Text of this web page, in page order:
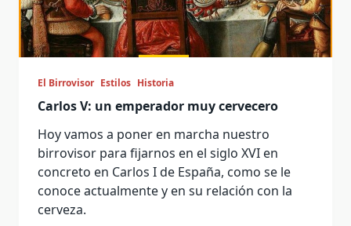
El Birrovisor Estilos Historia
Carlos V: un emperador muy cervecero
Hoy vamos a poner en marcha nuestro
birrovisor para fijarnos en el siglo XVI en
concreto en Carlos I de España, como se le
conoce actualmente y en su relación con la
cerveza.